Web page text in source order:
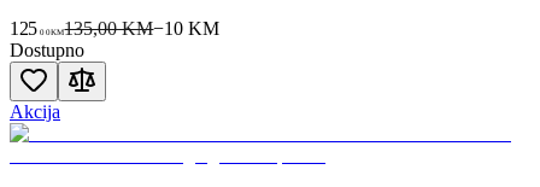
125 00KM135,00 KM−10 KM
Dostupno
Akcija